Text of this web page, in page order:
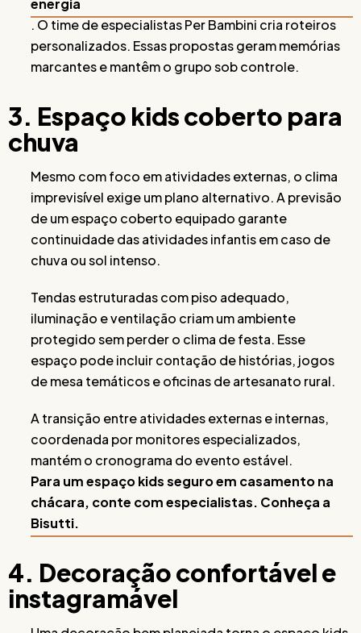
energia
. O time de especialistas Per Bambini cria roteiros
personalizados. Essas propostas geram memórias
marcantes e mantêm o grupo sob controle.
3. Espaço kids coberto para
chuva
Mesmo com foco em atividades externas, o clima
imprevisível exige um plano alternativo. A previsão
de um espaço coberto equipado garante
continuidade das atividades infantis em caso de
chuva ou sol intenso.
Tendas estruturadas com piso adequado,
iluminação e ventilação criam um ambiente
protegido sem perder o clima de festa. Esse
espaço pode incluir contação de histórias, jogos
de mesa temáticos e oficinas de artesanato rural.
A transição entre atividades externas e internas,
coordenada por monitores especializados,
mantém o cronograma do evento estável.
Para um espaço kids seguro em casamento na
chácara, conte com especialistas. Conheça a
Bisutti.
4. Decoração confortável e
instagramável